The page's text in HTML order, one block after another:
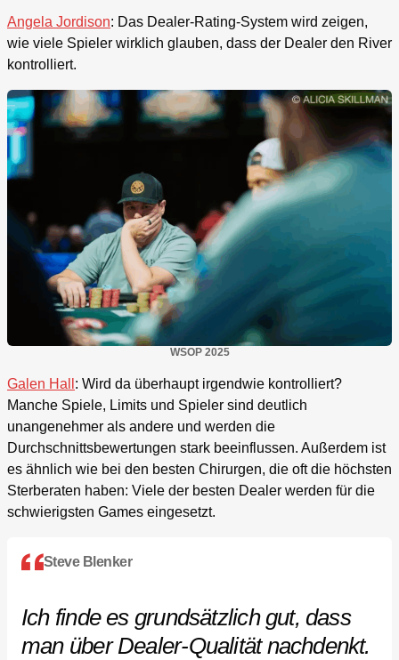
Angela Jordison: Das Dealer-Rating-System wird zeigen,
wie viele Spieler wirklich glauben, dass der Dealer den River
kontrolliert.
WSOP 2025
Galen Hall : Wird da überhaupt irgendwie kontrolliert?
Manche Spiele, Limits und Spieler sind deutlich
unangenehmer als andere und werden die
Durchschnittsbewertungen stark beeinflussen. Außerdem ist
es ähnlich wie bei den besten Chirurgen, die oft die höchsten
Sterberaten haben: Viele der besten Dealer werden für die
schwierigsten Games eingesetzt.
Steve Blenker
Ich finde es grundsätzlich gut, dass
man über Dealer-Qualität nachdenkt.